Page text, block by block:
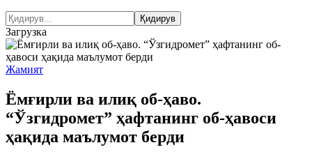
Загрузка
Жамият
Ёмғирли ва илиқ об-ҳаво.
“Ўзгидромет” ҳафтанинг об-ҳавоси
ҳақида маълумот берди